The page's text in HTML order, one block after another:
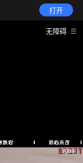
打开
无障碍